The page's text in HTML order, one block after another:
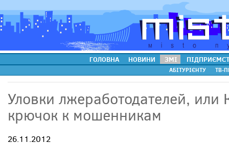
ГОЛОВНА НОВИНИ ЗМІ
АБІТУРІЄНТУ ТВ-
Уловки лжеработодателей, или
крючок к мошенникам
26.11.2012